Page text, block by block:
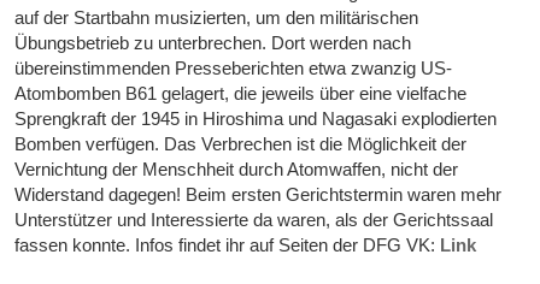
auf der Startbahn musizierten, um den militärischen
Übungsbetrieb zu unterbrechen. Dort werden nach
übereinstimmenden Presseberichten etwa zwanzig US-
Atombomben B61 gelagert, die jeweils über eine vielfache
Sprengkraft der 1945 in Hiroshima und Nagasaki explodierten
Bomben verfügen. Das Verbrechen ist die Möglichkeit der
Vernichtung der Menschheit durch Atomwaffen, nicht der
Widerstand dagegen! Beim ersten Gerichtstermin waren mehr
Unterstützer und Interessierte da waren, als der Gerichtssaal
fassen konnte. Infos findet ihr auf Seiten der DFG VK: Link